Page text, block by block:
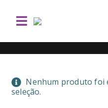
Nenhum produto foi
seleção.